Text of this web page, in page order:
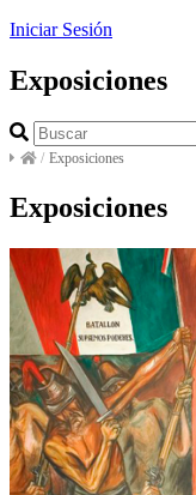
Iniciar Sesión
Exposiciones
/ Exposiciones
Exposiciones